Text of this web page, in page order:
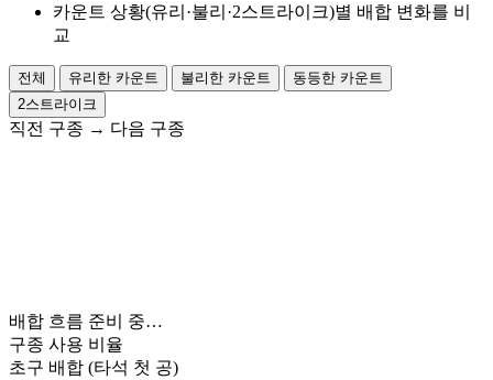
카운트 상황(유리·불리·2스트라이크)별 배합 변화를 비
교
전체 유리한 카운트 불리한 카운트
동등한 카운트
2스트라이크
직전 구종 → 다음 구종
배합 흐름 준비 중…
구종 사용 비율
초구 배합 (타석 첫 공)